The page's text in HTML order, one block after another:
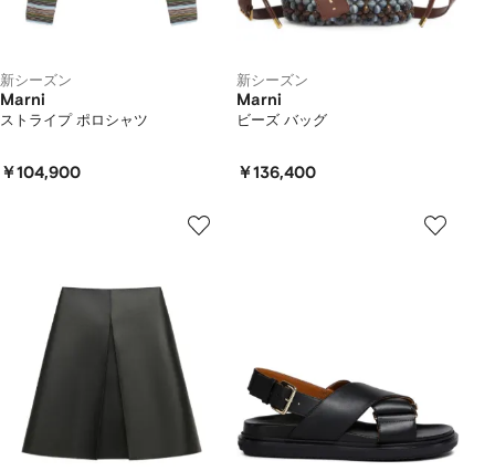
新シーズン
Marni
ストライプ ポロシャツ
￥104,900
新シーズン
Marni
ビーズ バッグ
￥136,400